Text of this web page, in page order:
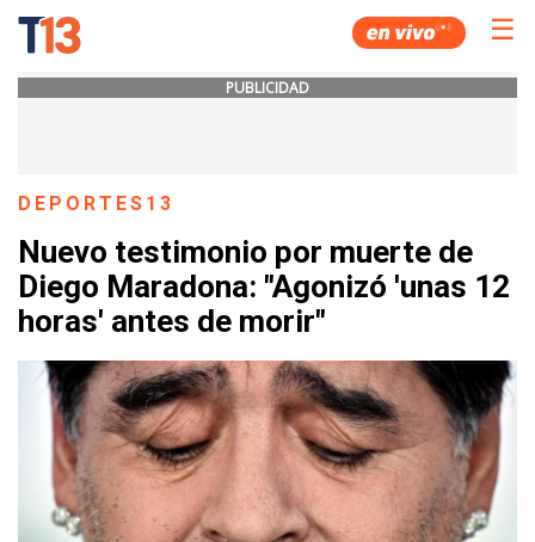
☰
PUBLICIDAD
DEPORTES13
Nuevo testimonio por muerte de
Diego Maradona: "Agonizó 'unas 12
horas' antes de morir"